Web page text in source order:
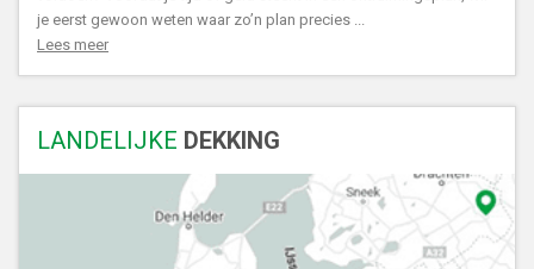
je eerst gewoon weten waar zo’n plan precies ...
Lees meer
LANDELIJKE DEKKING